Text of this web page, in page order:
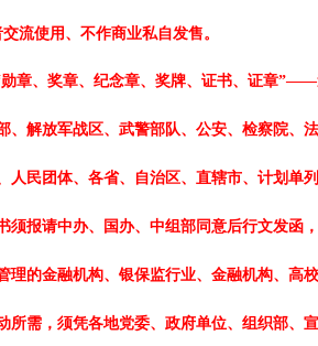
流使用、不作商业私自发售。
章、奖章、纪念章、奖牌、证书、证章”——
、解放军战区、武警部队、公安、检察院、
人民团体、各省、自治区、直辖市、计划单
须报请中办、国办、中组部同意后行文发函
理的金融机构、银保监行业、金融机构、高
所需，须凭各地党委、政府单位、组织部、